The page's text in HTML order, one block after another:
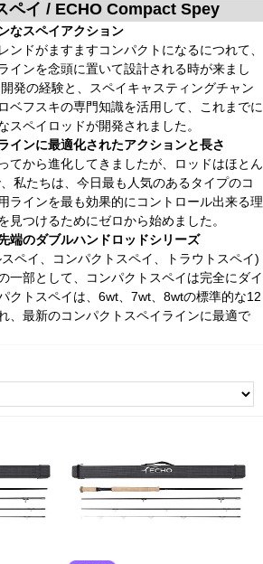
ペイ / ECHO Compact Spey
なスペイアクション
ンドがますますコンパクトになるにつれて、
インを念頭に置いて設計される時が来まし
発の経験と、スペイキャスティングチャン
ベフスキの専門知識を活用して、これまでに
スペイロッドが開発されました。
インに最適化されたアクションと長さ
てから進化してきましたが、ロッドはほとん
私たちは、今日最も人気のあるタイプのコ
ラインを最も効果的にコントロール出来る理
見つけるためにゼロから始めました。
端のダブルハンドロッドシリーズ
ペイ、コンパクトスペイ、トラウトスペイ)
一部として、コンパクトスペイは完全にダイ
クトスペイは、6wt、7wt、8wtの標準的な12
、最新のコンパクトスペイラインに最適で